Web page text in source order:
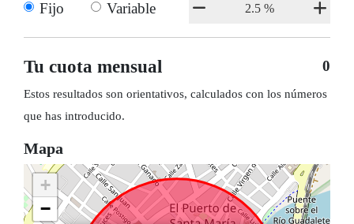
Fijo
Variable
Tu cuota mensual 0
Estos resultados son orientativos, calculados con los números
que has introducido.
Mapa
+
−